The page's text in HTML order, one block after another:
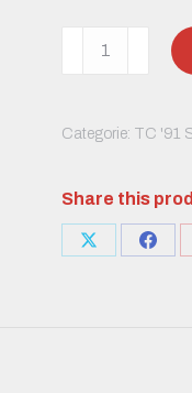
Winter
2027
|
Pakket
Categorie: TC '91
Share this
Deel
Deel